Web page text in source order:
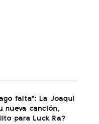
falta": La Joaqui
nueva canción,
para Luck Ra?